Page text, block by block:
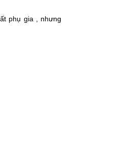
phụ gia , nhưng